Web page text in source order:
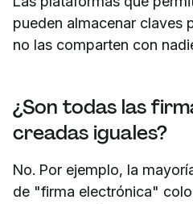
pueden almacenar claves
no las comparten con
¿Son todas las
creadas iguales?
No. Por ejemplo, la
de "firma electrónica"